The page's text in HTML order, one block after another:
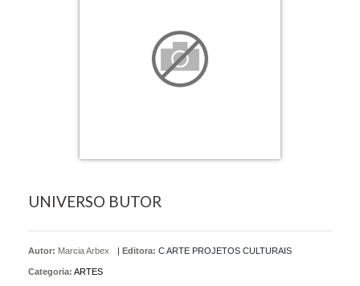
UNIVERSO BUTOR
Autor: Marcia Arbex | Editora: C ARTE PROJETOS CULTURAIS
Categoria: ARTES